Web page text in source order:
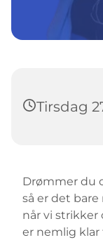
Tirsdag
Drømmer du
så er det
når vi
er nemlig